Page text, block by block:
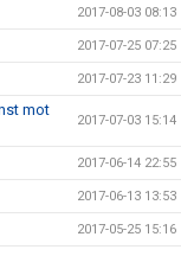
2017-08-03 08:13
2017-07-25 07:25
2017-07-23 11:29
mot
2017-07-03 15:14
2017-06-14 22:55
2017-06-13 13:53
2017-05-25 15:16